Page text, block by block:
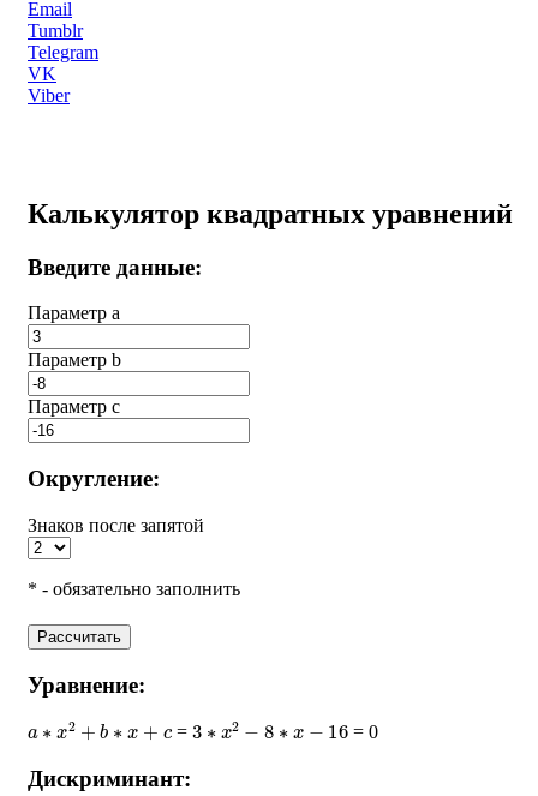
Email
Tumblr
Telegram
VK
Viber
Калькулятор квадратных уравнений
Введите данные:
Параметр a
Параметр b
Параметр с
Округление:
Знаков после запятой
* - обязательно заполнить
Рассчитать
Уравнение:
2 b ∗ = 3 2 ∗ = 0
Дискриминант: